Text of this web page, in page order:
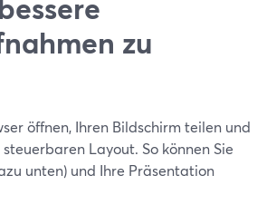
zu
öffnen, Ihren Bildschirm teilen und
Layout. So können Sie
unten) und Ihre Präsentation